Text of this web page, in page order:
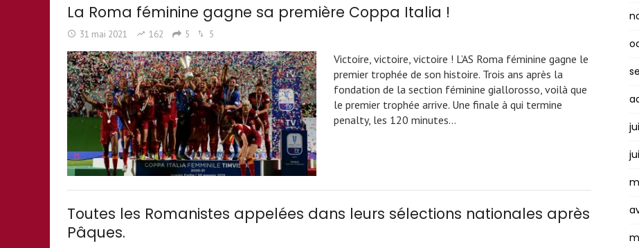
La Roma féminine gagne sa première Coppa Italia !
31 mai 2021 162 5 5
Victoire, victoire, victoire ! L’AS Roma féminine gagne le
premier trophée de son histoire. Trois ans après la
fondation de la section féminine giallorosso, voilà que
le premier trophée arrive. Une finale à qui termine
penalty, les 120 minutes…
Toutes les Romanistes appelées dans leurs sélections nationales après
Pâques.